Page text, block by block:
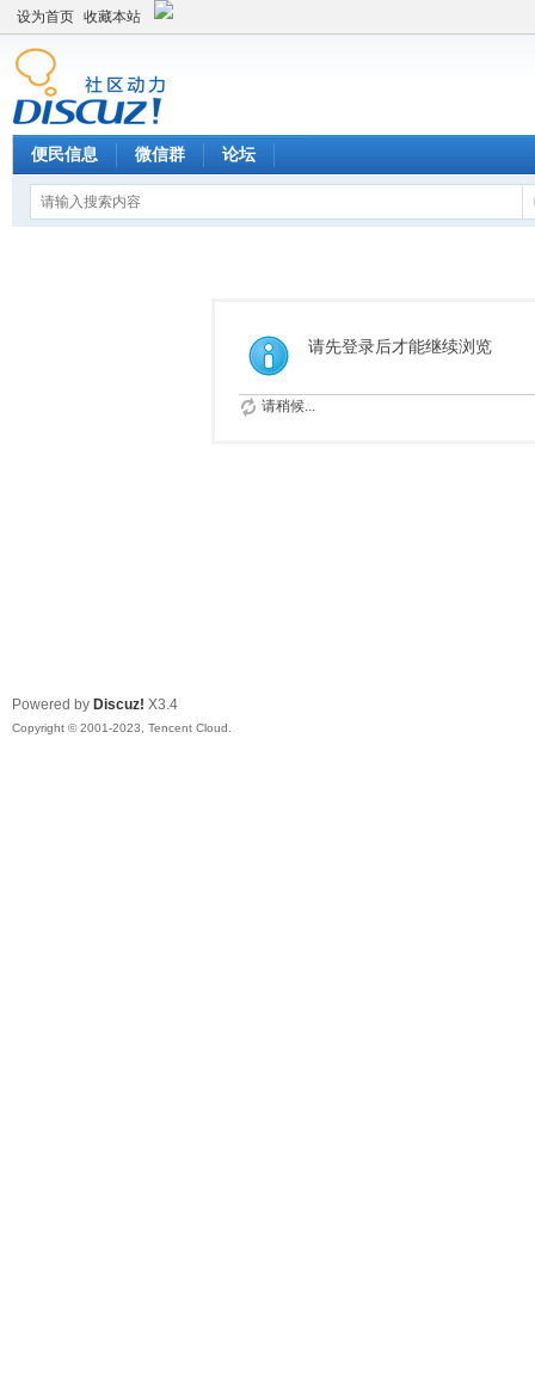
设为首页 收藏本站
便民信息 微信群 论坛
请先登录后才能继续浏览
请稍候...
Powered by Discuz! X3.4
Copyright © 2001-2023, Tencent Cloud.